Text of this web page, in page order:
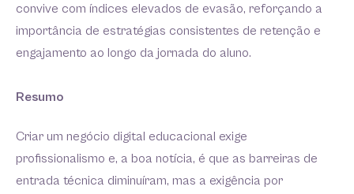
convive com índices elevados de evasão, reforçando a
importância de estratégias consistentes de retenção e
engajamento ao longo da jornada do aluno.
Resumo
Criar um negócio digital educacional exige
profissionalismo e, a boa notícia, é que as barreiras de
entrada técnica diminuíram, mas a exigência por